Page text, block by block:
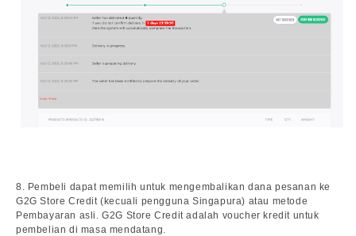
8. Pembeli dapat memilih untuk mengembalikan dana pesanan ke
G2G Store Credit (kecuali pengguna Singapura) atau metode
Pembayaran asli. G2G Store Credit adalah voucher kredit untuk
pembelian di masa mendatang.